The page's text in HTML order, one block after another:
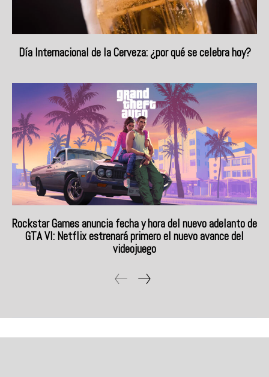
Día Internacional de la Cerveza: ¿por qué se celebra hoy?
Rockstar Games anuncia fecha y hora del nuevo adelanto de
GTA VI: Netflix estrenará primero el nuevo avance del
videojuego